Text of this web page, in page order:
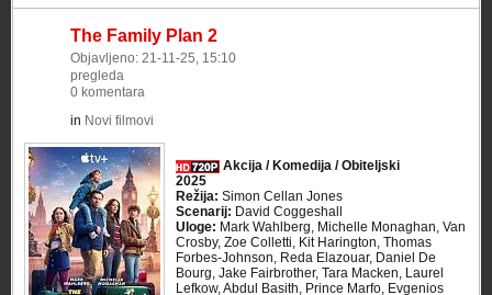
The Family Plan 2
Objavljeno: 21-11-25, 15:10
pregleda
0 komentara
in Novi filmovi
Akcija / Komedija / Obiteljski
2025
Režija: Simon Cellan Jones
Scenarij: David Coggeshall
Uloge: Mark Wahlberg, Michelle Monaghan, Van
Crosby, Zoe Colletti, Kit Harington, Thomas
Forbes-Johnson, Reda Elazouar, Daniel De
Bourg, Jake Fairbrother, Tara Macken, Laurel
Lefkow, Abdul Basith, Prince Marfo, Evgenios